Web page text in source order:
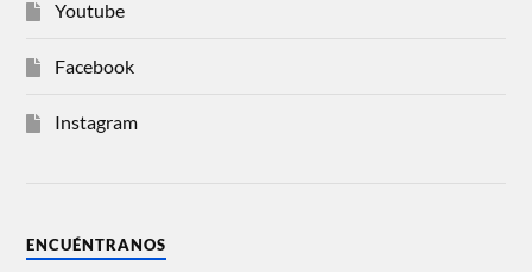
Youtube
Facebook
Instagram
ENCUÉNTRANOS